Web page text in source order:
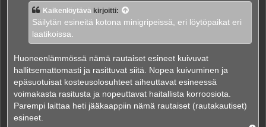
s
Kaikenlöytävä kirjoitti:
Säilytän esineitä kotona minigripeissä, eri löytöpaikat eri
laatikoissa.
Huoneenlämmössä nämä rautaiset esineet kuivuvat
hallitsemattomasti ja rasittuvat siitä. Nopea kuivuminen ja
epäsuotuisat kosteusolosuhteet aiheuttavat esineessä
voimakasta rasitusta ja nopeuttavat haitallista korroosiota.
Parempi laittaa heti jääkaappiin nämä rautaiset (rautakautiset)
esineet.